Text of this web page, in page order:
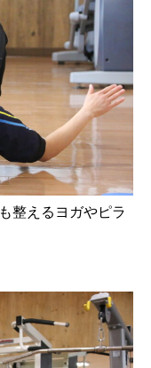
整えるヨガやピラ